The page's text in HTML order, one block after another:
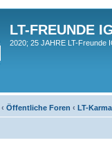
LT-FREUNDE
2020; 25 JAHRE LT-Freunde
‹ Öffentliche Foren ‹ LT-